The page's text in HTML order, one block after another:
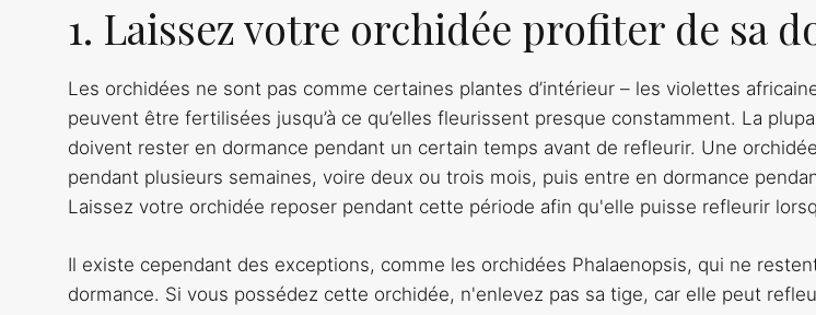
1. Laissez votre orchidée profiter de sa
Les orchidées ne sont pas comme certaines plantes d’intérieur – les violettes
peuvent être fertilisées jusqu’à ce qu’elles fleurissent presque constamment. La
doivent rester en dormance pendant un certain temps avant de refleurir. Une
pendant plusieurs semaines, voire deux ou trois mois, puis entre en dormance
Laissez votre orchidée reposer pendant cette période afin qu'elle puisse refleurir
Il existe cependant des exceptions, comme les orchidées Phalaenopsis, qui ne
dormance. Si vous possédez cette orchidée, n'enlevez pas sa tige, car elle peut